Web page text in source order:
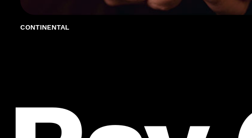
CONTINENTAL